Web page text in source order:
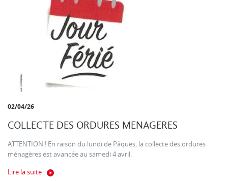
02/04/26
COLLECTE DES ORDURES MENAGERES
ATTENTION ! En raison du lundi de Pâques, la collecte des ordures
ménagères est avancée au samedi 4 avril.
Lire la suite